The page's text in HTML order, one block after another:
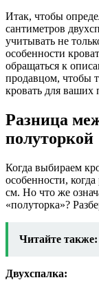
Итак, чтобы
сантиметров
учитывать не
особенности
обращаться к
продавцом, чтобы
кровать для ваших
Разница
полуторкой
Когда выбираем
особенности,
см. Но что же
«полуторка»?
Читайте также:
Двухспалка: